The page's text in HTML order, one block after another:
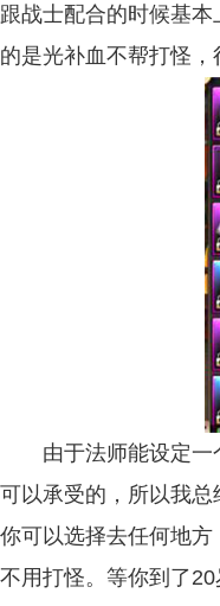
跟战士配合的时候基
的是光补血不帮打怪，
由于法师能设定一个
可以承受的，所以我
你可以选择去任何地
不用打怪。等你到了